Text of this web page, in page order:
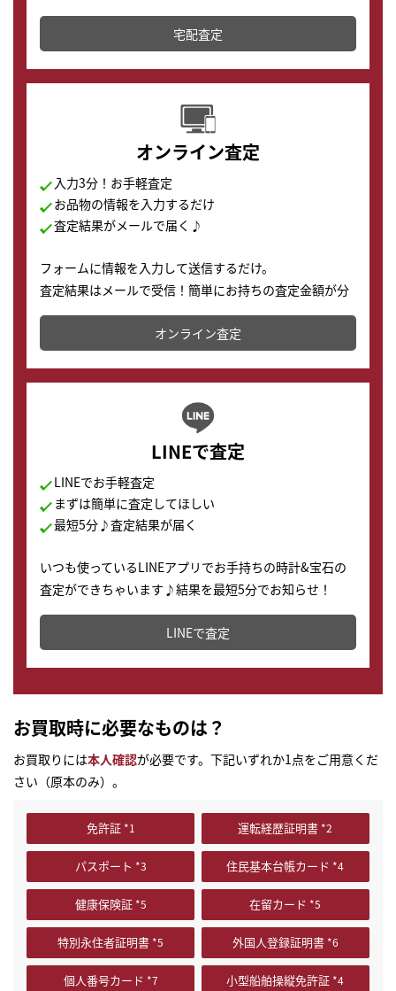
テムです。
配送でも簡単&安全に査定・買取に出すことが可能で
す。
宅配査定
オンライン査定
入力3分！お手軽査定
お品物の情報を入力するだけ
査定結果がメールで届く♪
フォームに情報を入力して送信するだけ。
査定結果はメールで受信！簡単にお持ちの査定金額が分
かります。
オンライン査定
LINEで査定
LINEでお手軽査定
まずは簡単に査定してほしい
最短5分♪査定結果が届く
いつも使っているLINEアプリでお手持ちの時計&宝石の
査定ができちゃいます♪結果を最短5分でお知らせ！
どこからでもすぐに査定金額を知ることが出来ます。
LINEで査定
お買取時に必要なものは？
お買取りには本人確認が必要です。下記いずれか1点をご用意くだ
さい（原本のみ）。
免許証 運転経歴証明書
パスポート 住民基本台帳カード
健康保険証 在留カード
特別永住者証明書 外国人登録証明書
個人番号カード 小型船舶操縦免許証